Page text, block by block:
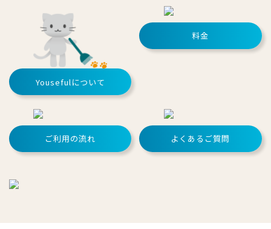
Yousefulについて
料金
ご利用の流れ よくあるご質問